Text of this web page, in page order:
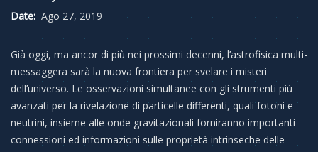
Date: Ago 27, 2019
Già oggi, ma ancor di più nei prossimi decenni, l’astrofisica multi-
messaggera sarà la nuova frontiera per svelare i misteri
dell’universo. Le osservazioni simultanee con gli strumenti più
avanzati per la rivelazione di particelle differenti, quali fotoni e
neutrini, insieme alle onde gravitazionali forniranno importanti
connessioni ed informazioni sulle proprietà intrinseche delle